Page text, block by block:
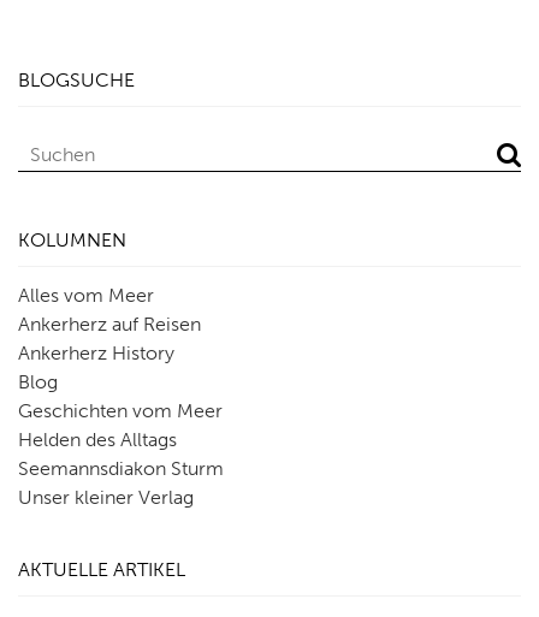
BLOGSUCHE
KOLUMNEN
Alles vom Meer
Ankerherz auf Reisen
Ankerherz History
Blog
Geschichten vom Meer
Helden des Alltags
Seemannsdiakon Sturm
Unser kleiner Verlag
AKTUELLE ARTIKEL